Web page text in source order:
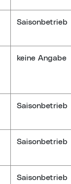
Saisonbetrieb
keine Angabe
Saisonbetrieb
Saisonbetrieb
Saisonbetrieb